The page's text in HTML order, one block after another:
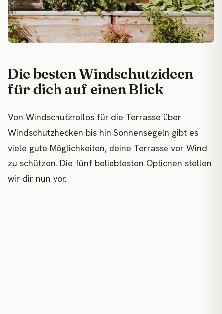
Die besten Windschutzideen
für dich auf einen Blick
Von Windschutzrollos für die Terrasse über
Windschutzhecken bis hin Sonnensegeln gibt es
viele gute Möglichkeiten, deine Terrasse vor Wind
zu schützen. Die fünf beliebtesten Optionen stellen
wir dir nun vor.